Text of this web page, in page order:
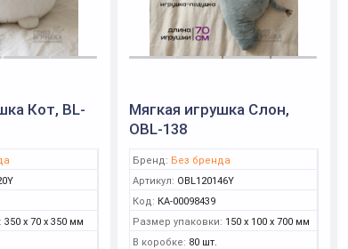
Кот, BL-
350 x 70 x 350 мм
Мягкая игрушка Слон,
OBL-138
Бренд: Без бренда
Артикул: OBL120146Y
Код: КА-00098439
Размер упаковки: 150 x 100 x 700 мм
В коробке: 80 шт.